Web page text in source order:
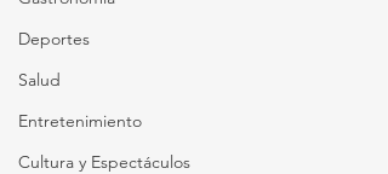
Deportes
Salud
Entretenimiento
Cultura y Espectáculos